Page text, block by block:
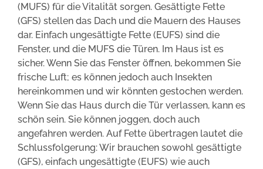
(MUFS) für die Vitalität sorgen. Gesättigte Fette
(GFS) stellen das Dach und die Mauern des Hauses
dar. Einfach ungesättigte Fette (EUFS) sind die
Fenster, und die MUFS die Türen. Im Haus ist es
sicher. Wenn Sie das Fenster öffnen, bekommen Sie
frische Luft; es können jedoch auch Insekten
hereinkommen und wir könnten gestochen werden.
Wenn Sie das Haus durch die Tür verlassen, kann es
schön sein. Sie können joggen, doch auch
angefahren werden. Auf Fette übertragen lautet die
Schlussfolgerung: Wir brauchen sowohl gesättigte
(GFS), einfach ungesättigte (EUFS) wie auch